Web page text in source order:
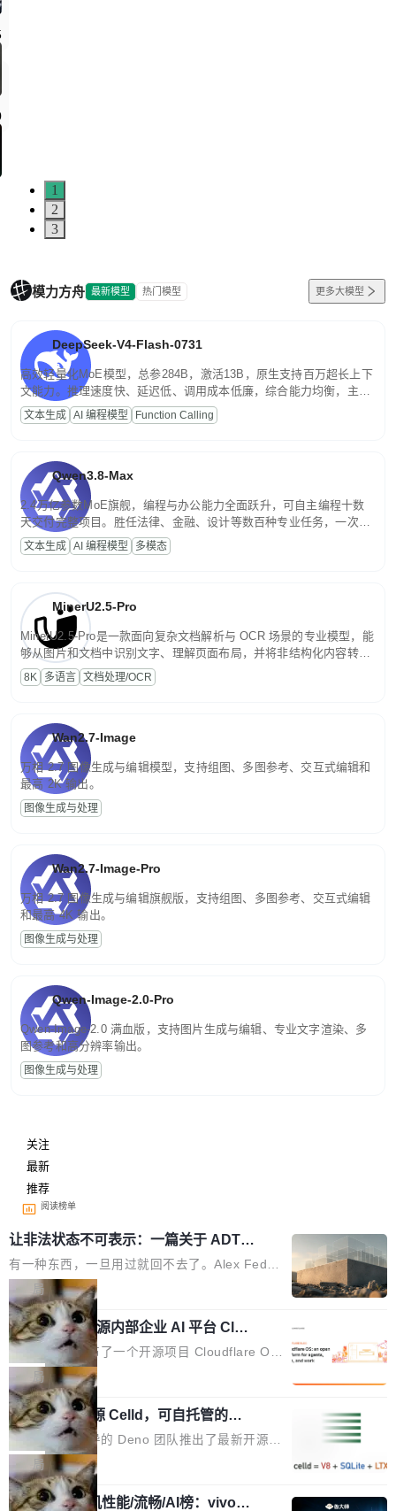
1
2
3
模力方舟 最新模型 热门模型 更多大模型
DeepSeek-V4-Flash-0731
高效轻量化MoE模型，总参284B，激活13B，原生支持百万超长上下
文能力。推理速度快、延迟低、调用成本低廉，综合能力均衡，主打
高并发、轻量化任务，适合日常对话、内容创作、基础 RAG、批量
文案处理等普惠刚需场景。
文本生成 AI 编程模型 Function Calling
Qwen3.8-Max
2.4万亿参数MoE旗舰，编程与办公能力全面跃升，可自主编程十数
天交付完整项目。胜任法律、金融、设计等数百种专业任务，一次对
话端到端交付生产级成果。原生视觉理解贯穿规划、执行与验证全流
程，支持超长文档与长视频的深度语义解析。长程任务中自主规划与
文本生成 AI 编程模型 多模态
MinerU2.5-Pro
MinerU2.5-Pro是一款面向复杂文档解析与 OCR 场景的专业模型，能
够从图片和文档中识别文字、理解页面布局，并将非结构化内容转换
为便于存储、检索和二次处理的结构化结果。
8K 多语言 文档处理/OCR
Wan2.7-Image
万相 2.7 图像生成与编辑模型，支持组图、多图参考、交互式编辑和
最高 2K 输出。
图像生成与处理
Wan2.7-Image-Pro
万相 2.7 图像生成与编辑旗舰版，支持组图、多图参考、交互式编辑
和最高 4K 输出。
图像生成与处理
Qwen-Image-2.0-Pro
Qwen-Image-2.0 满血版，支持图片生成与编辑、专业文字渲染、多
图参考和高分辨率输出。
图像生成与处理
关注
最新
推荐
阅读榜单
让非法状态不可表示：一篇关于 ADT
的帖子在 Reddit 火了
有一种东西，一旦用过就回不去了。Alex Fedos
eev 管它叫"软件设计的基石"。 他说的东西不新
鲜——代数数据类型（ADT），尤其是和类型
（sum type）。但他说清楚了一件事：这不是类
型系统的学术体操，是日常编码的思维方式。 文
章从一个简单的例子切入。一个网站的深色主题
设置，如果用布尔值 + 可空字段来表示——bool
ean 表示是否可切换，nullable 的默认模式、浅
色方案、深色方案——会产生大量无意义的组
合。方案缺了、配置冲突了、全 null 了。要知道
哪些组合有效，作者说，你得靠"文档、校验、或
者部落知识"。 换个写法。Rust 的 enum，两个
局
Cloudflare 开源内部企业 AI 平台 Clou
dflare OS
Cloudflare 发布了一个开源项目 Cloudflare O
S。如果你只看官方博客，你会觉得这是又一
个"AI 知识库 + 聊天机器人"——每个大厂都在
做，没什么新鲜的。 但 Kenton Varda 在 Twitte
r 上把事情说清楚了： 今天我们发布了 Cloudfla
re OS，一个带连接器的聊天机器人，跟其他所
有科技公司做的一样。只不过，实际上它不一
样。这是 Sandstorm.io 的重制版，我十年前的
局
Deno 团队开源 Celld，可自托管的分
布式 Durable Objects
Ryan Dahl 领导的 Deno 团队推出了最新开源项
目 Celld，一个能在自己机器上运行 Cloudflare
Workers 和 Durable Objects 的守护进程。 设
计思路很直接：每个对象是一个独立的 SQLite
局
鲁大师7月新机性能/流畅/AI榜：vivo夺